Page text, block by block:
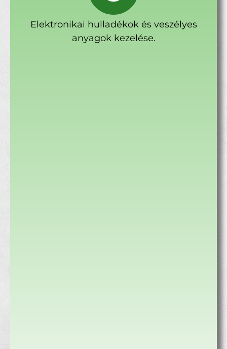
Elektronikai hulladékok és veszélyes
anyagok kezelése.